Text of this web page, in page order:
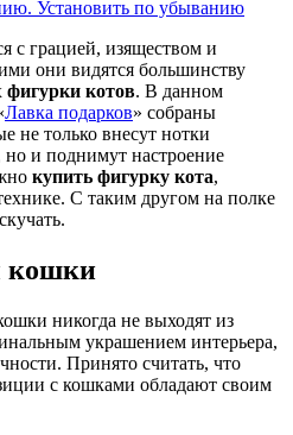
с грацией, изяществом и
они видятся большинству
фигурки котов. В данном
Лавка подарков» собраны
не только внесут нотки
но и поднимут настроение
купить фигурку кота,
С таким другом на полке
кошки
никогда не выходят из
украшением интерьера,
Принято считать, что
с кошками обладают своим